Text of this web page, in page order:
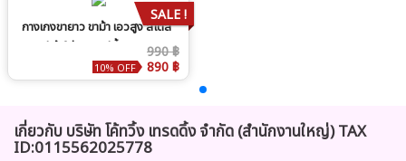
กางเกงขายาว ขาม้า เอวสูง สไตล์
เกาหลี ผ้าใส่สบาย สีน้ำเงิน
990 ฿
890 ฿
10% OFF
SALE !
เกี่ยวกับ บริษัท โค้ทวิ้ง เทรดดิ้ง จำกัด (สำนักงานใหญ่) TAX
ID:0115562025778